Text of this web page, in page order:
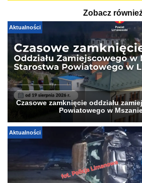
Zobacz
Aktualności
Czasowe zamknięcie oddziału
Powiatowego w
Aktualności